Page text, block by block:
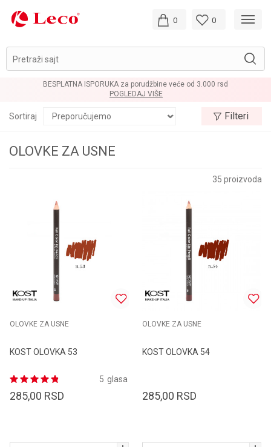
Pretraži sajt
0 0
ISPORUKA za porudžbine veće od 3.000 rsd
POGLEDAJ VIŠE
OLOVKE ZA USNE
Sortiraj Filteri
35 proizvoda
OLOVKE ZA USNE
KOST OLOVKA 53
glasa
5
285,00 RSD
OLOVKE ZA USNE
KOST OLOVKA 54
285,00 RSD